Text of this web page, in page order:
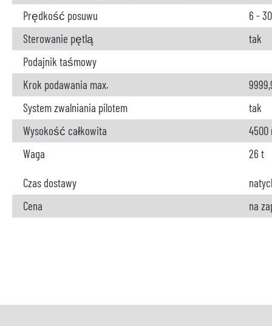
Prędkość posuwu
6 -
Sterowanie pętlą
tak
Podajnik taśmowy
Krok podawania max.
System zwalniania pilotem
tak
Wysokość całkowita
4500
Waga
26 t
Czas dostawy
Cena
na